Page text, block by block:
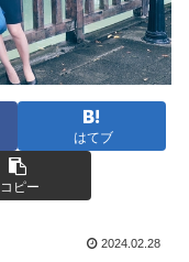
はてブ
コピー
2024.02.28